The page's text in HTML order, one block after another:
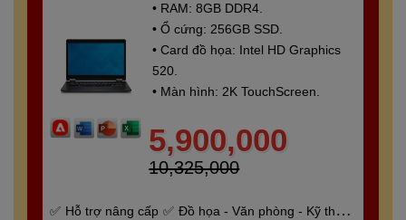
• RAM: 8GB DDR4.
• Ổ cứng: 256GB SSD.
• Card đồ họa: Intel HD Graphics
520.
• Màn hình: 2K TouchScreen.
5,900,000
10,325,000
Hỗ trợ nâng cấp
Đồ họa - Văn phòng - Kỹ thuật